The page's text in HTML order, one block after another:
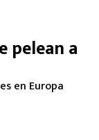
pelean a
en Europa